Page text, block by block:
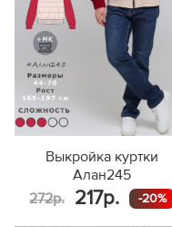
Выкройка куртки
Алан245
272р.
217р. -20%